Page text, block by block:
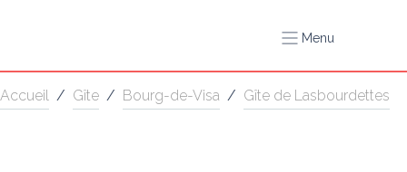
Menu
Accueil / Gîte / Bourg-de-Visa / Gîte de Lasbourdettes